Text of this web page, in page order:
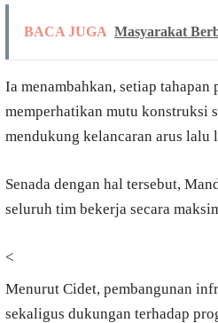
BACA JUGA Masyarakat
Ia menambahkan, setiap
memperhatikan mutu konstruksi
mendukung kelancaran arus lalu
Senada dengan hal tersebut,
seluruh tim bekerja secara
<
Menurut Cidet, pembangunan
sekaligus dukungan terhadap